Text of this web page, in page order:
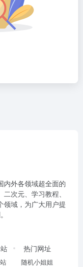
内外各领域超全面的
次元、学习教程、
领域，为广大用户提
热门网址
随机小姐姐